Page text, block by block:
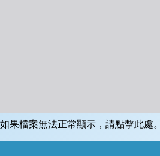
如果檔案無法正常顯示，請點擊此處。